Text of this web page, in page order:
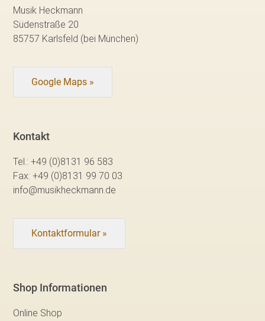
Musik Heckmann
Südenstraße 20
85757 Karlsfeld (bei München)
Google Maps »
Kontakt
Tel.:+49 (0)8131 96 583
Fax:+49 (0)8131 99 70 03
info@musikheckmann.de
Kontaktformular »
Shop Informationen
Online Shop